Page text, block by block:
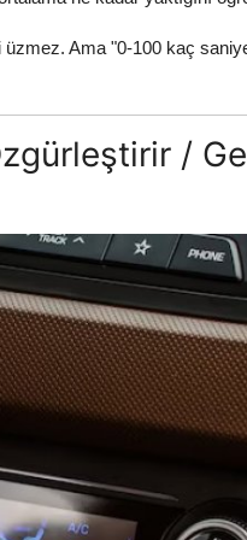
Ama "0-100 kaç
/